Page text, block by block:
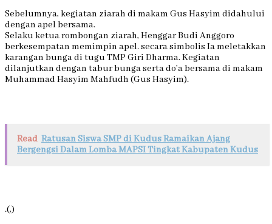
Sebelumnya, kegiatan ziarah di makam Gus Hasyim didahului
dengan apel bersama.
Selaku ketua rombongan ziarah, Henggar Budi Anggoro
berkesempatan memimpin apel. secara simbolis Ia meletakkan
karangan bunga di tugu TMP Giri Dharma. Kegiatan
dilanjutkan dengan tabur bunga serta do’a bersama di makam
Muhammad Hasyim Mahfudh (Gus Hasyim).
Read Ratusan Siswa SMP di Kudus Ramaikan Ajang
Bergengsi Dalam Lomba MAPSI Tingkat Kabupaten Kudus
.(,)